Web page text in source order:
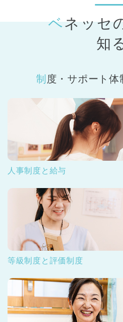
ベネッ
知
制度・サポート体
人事制度と給与
等級制度と評価制度